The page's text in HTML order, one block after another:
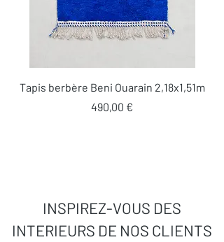
Tapis berbère Beni Ouarain 2,18x1,51m
Prix
490,00 €
INSPIREZ-VOUS DES
INTERIEURS DE NOS CLIENTS